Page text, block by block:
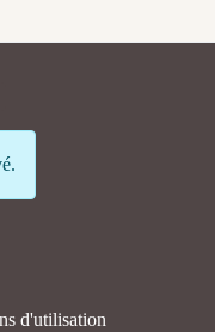
d'utilisation